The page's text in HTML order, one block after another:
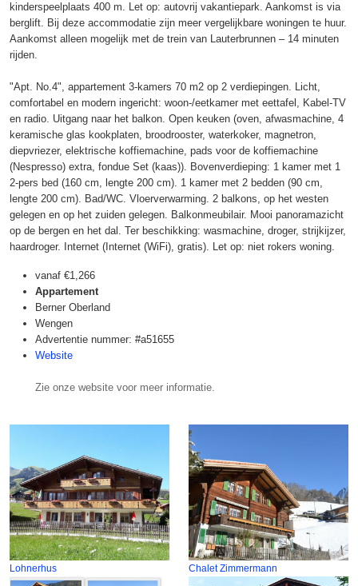
kinderspeelplaats 400 m. Let op: autovrij vakantiepark. Aankomst is via
berglift. Bij deze accommodatie zijn meer vergelijkbare woningen te huur.
Aankomst alleen mogelijk met de trein van Lauterbrunnen – 14 minuten
rijden.
"Apt. No.4", appartement 3-kamers 70 m2 op 2 verdiepingen. Licht,
comfortabel en modern ingericht: woon-/eetkamer met eettafel, Kabel-TV
en radio. Uitgang naar het balkon. Open keuken (oven, afwasmachine, 4
keramische glas kookplaten, broodrooster, waterkoker, magnetron,
diepvriezer, elektrische koffiemachine, pads voor de koffiemachine
(Nespresso) extra, fondue Set (kaas)). Bovenverdieping: 1 kamer met 1
2-pers bed (160 cm, lengte 200 cm). 1 kamer met 2 bedden (90 cm,
lengte 200 cm). Bad/WC. Vloerverwarming. 2 balkons, op het westen
gelegen en op het zuiden gelegen. Balkonmeubilair. Mooi panoramazicht
op de bergen en het dal. Ter beschikking: wasmachine, droger, strijkijzer,
haardroger. Internet (Internet (WiFi), gratis). Let op: niet rokers woning.
vanaf €1,266
Appartement
Berner Oberland
Wengen
Advertentie nummer: #a51655
Website
Zie onze website voor meer informatie.
Lohnerhus Chalet Zimmermann